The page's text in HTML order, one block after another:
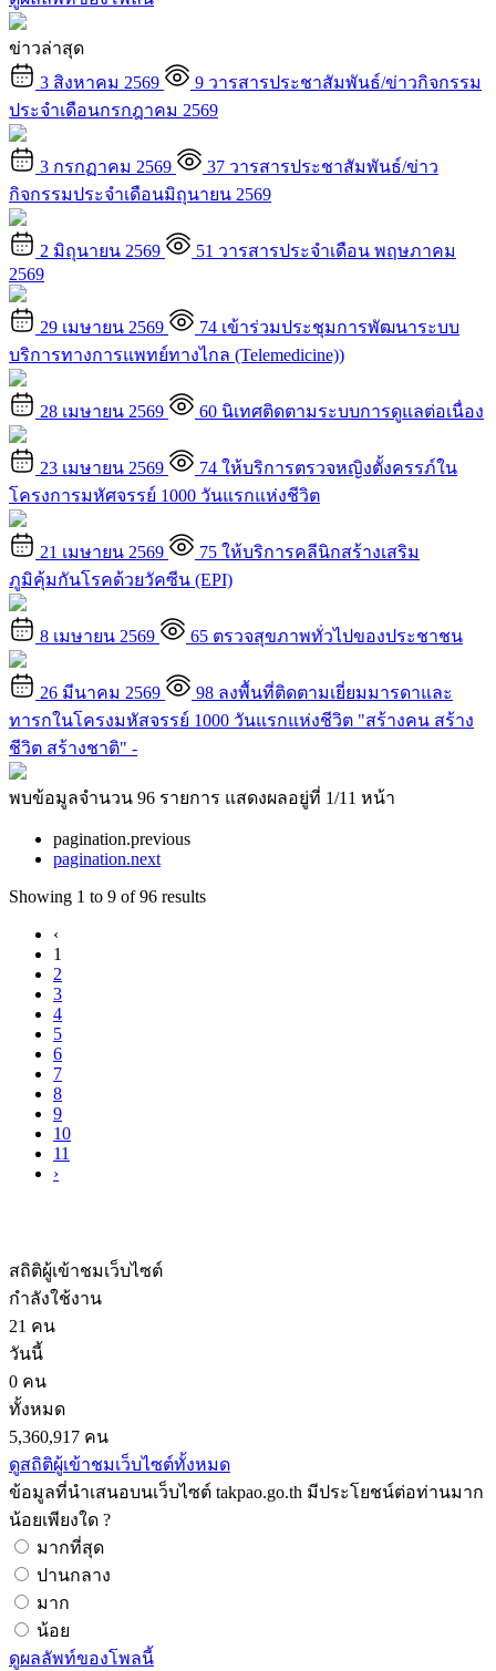
ข่าวล่าสุด
3 สิงหาคม 2569
9 วารสารประชาสัมพันธ์/ข่าวกิจกรรม
ประจำเดือนกรกฎาคม 2569
3 กรกฏาคม 2569 37 วารสารประชาสัมพันธ์/ข่าว
กิจกรรมประจำเดือนมิถุนายน 2569
2 มิถุนายน 2569 51 วารสารประจำเดือน พฤษภาคม
2569
29 เมษายน 2569 74 เข้าร่วมประชุมการพัฒนาระบบ
บริการทางการแพทย์ทางไกล (Telemedicine))
28 เมษายน 2569 60 นิเทศติดตามระบบการดูแลต่อเนื่อง
23 เมษายน 2569 74 ให้บริการตรวจหญิงตั้งครรภ์ใน
โครงการมหัศจรรย์ 1000 วันแรกแห่งชีวิต
21 เมษายน 2569 75 ให้บริการคลีนิกสร้างเสริม
ภูมิคุ้มกันโรคด้วยวัคซีน (EPI)
8 เมษายน 2569 65 ตรวจสุขภาพทั่วไปของประชาชน
26 มีนาคม 2569 98 ลงพื้นที่ติดตามเยี่ยมมารดาและ
ทารกในโครงมหัสจรรย์ 1000 วันแรกแห่งชีวิต "สร้างคน สร้าง
ชีวิต สร้างชาติ" -
พบข้อมูลจำนวน 96 รายการ แสดงผลอยู่ที่ 1/11 หน้า
pagination.previous
pagination.next
Showing 1 to 9 of96 results
‹
1
2
3
4
5
6
7
8
9
10
11
›
สถิติผู้เข้าชมเว็บไซต์
กำลังใช้งาน
21 คน
วันนี้
0 คน
ทั้งหมด
5,360,917 คน
ดูสถิติผู้เข้าชมเว็บไซต์ทั้งหมด
ข้อมูลที่นำเสนอบนเว็บไซต์ takpao.go.th มีประโยชน์ต่อท่านมาก
น้อยเพียงใด ?
มากที่สุด
ปานกลาง
มาก
น้อย
ดูผลลัพท์ของโพลนี้